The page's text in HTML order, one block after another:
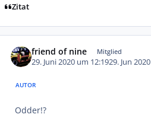
Zitat
friend of nine Mitglied
29. Juni 2020 um 12:1929. Jun 2020
AUTOR
Odder!?